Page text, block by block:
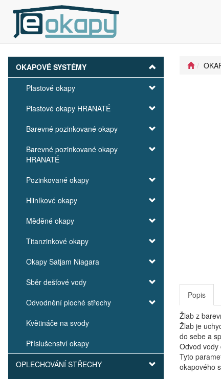
OKAPOVÉ SYSTÉMY
Plastové okapy
Plastové okapy HRANATÉ
Barevné pozinkované okapy
Barevné pozinkované okapy
HRANATÉ
Pozinkované okapy
Hliníkové okapy
Měděné okapy
Titanzinkové okapy
Okapy Satjam Niagara
Sběr dešťové vody
Odvodnění ploché střechy
Květináče na svody
Příslušenství okapy
OPLECHOVÁNÍ STŘECHY
Popis
Žlab z
Žlab je
do sebe a
Odvod
Tyto
okapového